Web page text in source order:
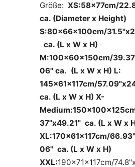
Größe: XS:58x77cm/
ca. (Diameter x Height)
S:80x66x100cm/
ca. (L x W x H)
M:100x60x150cm/
06" ca. (L x W x H) L:
145x61x117cm/
ca. (L x W x H) X-
37"x49.21" ca. (L x W x
XL:170x61x117cm/
06" ca. (L x W x H)
XXL:190x71x117cm/